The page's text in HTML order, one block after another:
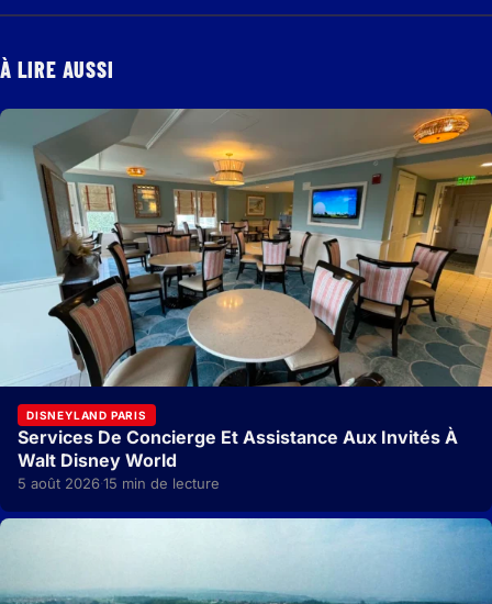
À LIRE AUSSI
DISNEYLAND PARIS
Services De Concierge Et Assistance Aux Invités À
Walt Disney World
5 août 2026·15 min de lecture